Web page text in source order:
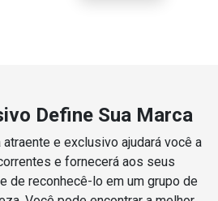
Define Sua Marca
e exclusivo ajudará você a
e fornecerá aos seus
de reconhecê-lo em um grupo de